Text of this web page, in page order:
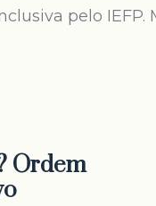
pelo
Ordem